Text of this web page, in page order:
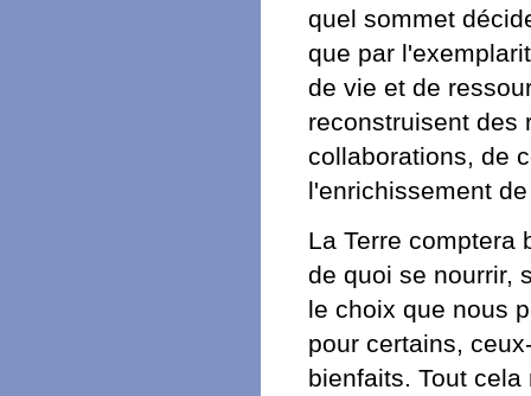
quel sommet
que par
de vie et de
reconstruisent des
collaborations, de
l'enrichissement
La Terre comptera
de quoi se nourrir,
le choix que nous
pour certains,
bienfaits. Tout